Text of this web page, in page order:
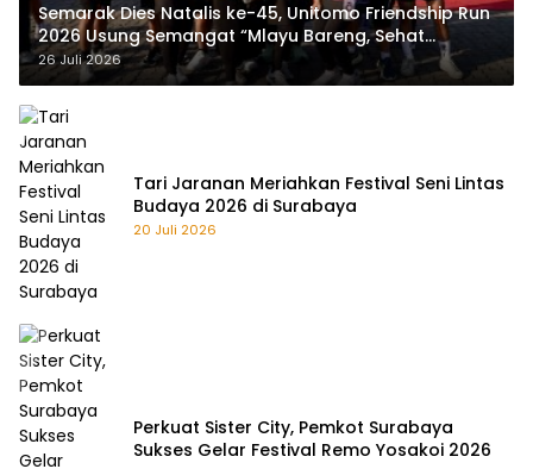
Semarak Dies Natalis ke-45, Unitomo Friendship Run
2026 Usung Semangat “Mlayu Bareng, Sehat
Bareng”
26 Juli 2026
Tari Jaranan Meriahkan Festival Seni Lintas
Budaya 2026 di Surabaya
20 Juli 2026
Perkuat Sister City, Pemkot Surabaya
Sukses Gelar Festival Remo Yosakoi 2026